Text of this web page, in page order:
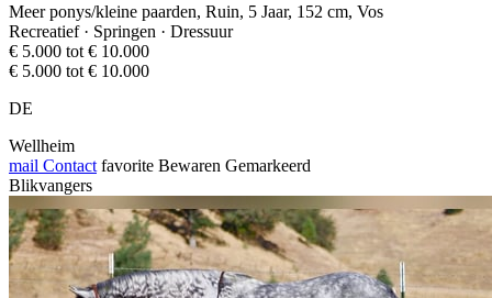
Meer ponys/kleine paarden, Ruin, 5 Jaar, 152 cm, Vos
Recreatief · Springen · Dressuur
€ 5.000 tot € 10.000
€ 5.000 tot € 10.000
DE
Wellheim
mail Contact favorite Bewaren Gemarkeerd
Blikvangers